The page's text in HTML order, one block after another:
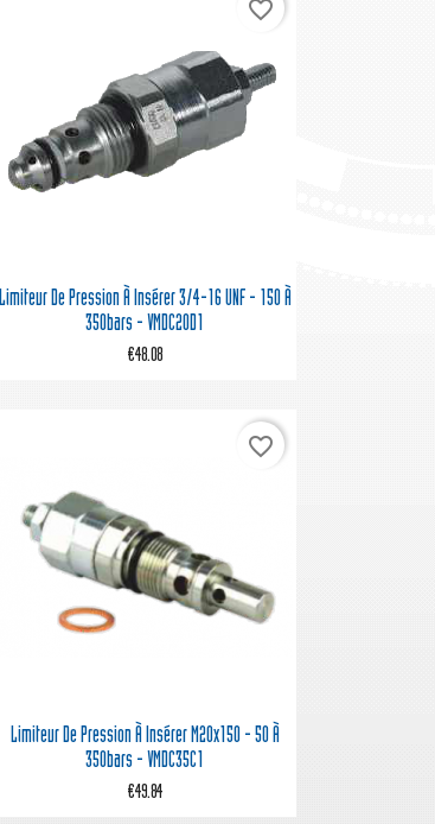
 Quick view
Limiteur De Pression À Insérer 3/4-16 UNF - 150 À
350bars - VMDC20D1
€48.08
favorite_border
Quick view
Limiteur De Pression À Insérer M20x150 - 50 À
350bars - VMDC35C1
€49.84
favorite_border